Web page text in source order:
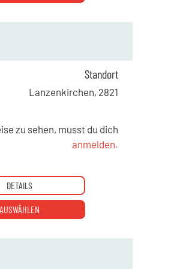
zu sehen, musst du dich
anmelden.
Standort
Lanzenkirchen, 2821
DETAILS
AUSWÄHLEN